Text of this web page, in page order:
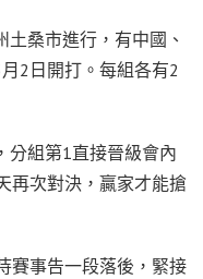
桑市進行，有中國、
2日開打。每組各有2
分組第1直接晉級會內
再次對決，贏家才能搶
賽事告一段落後，緊接